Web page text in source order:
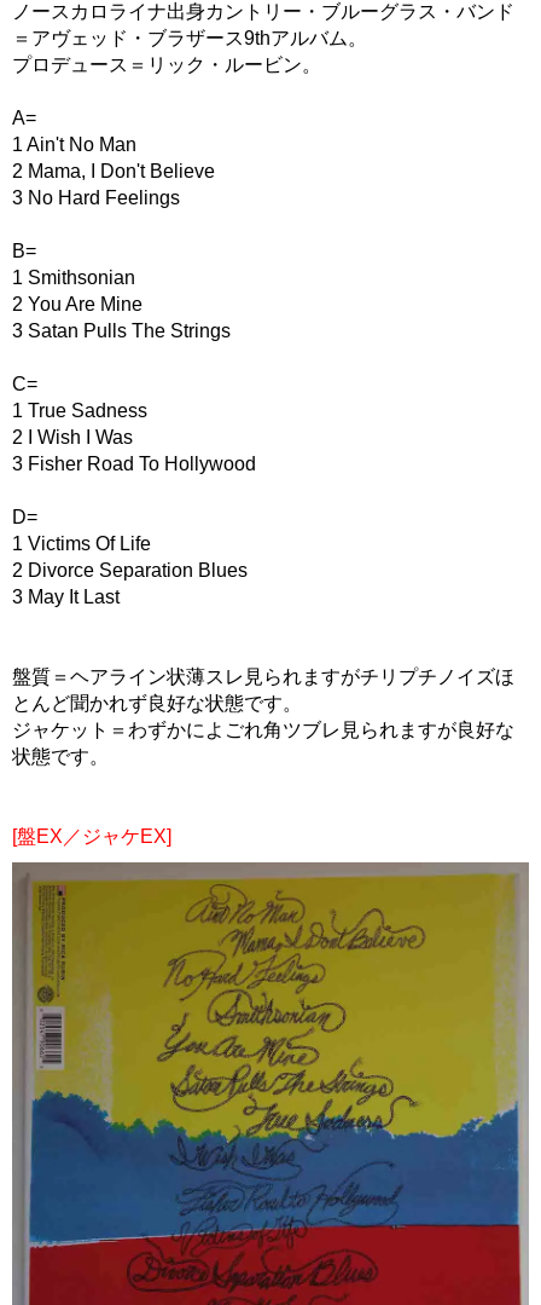
ノースカロライナ出身カントリー・ブルーグラス・バンド
＝アヴェッド・ブラザース9thアルバム。
プロデュース＝リック・ルービン。
A=
1 Ain't No Man
2 Mama, I Don't Believe
3 No Hard Feelings
B=
1 Smithsonian
2 You Are Mine
3 Satan Pulls The Strings
C=
1 True Sadness
2 I Wish I Was
3 Fisher Road To Hollywood
D=
1 Victims Of Life
2 Divorce Separation Blues
3 May It Last
盤質＝ヘアライン状薄スレ見られますがチリプチノイズほ
とんど聞かれず良好な状態です。
ジャケット＝わずかによごれ角ツブレ見られますが良好な
状態です。
[盤EX／ジャケEX]